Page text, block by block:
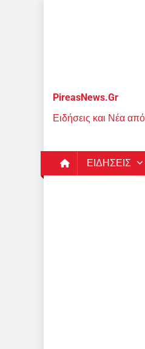
PireasNews.Gr
Ειδήσεις και Νέα
ΕΙΔΗΣΕΙΣ